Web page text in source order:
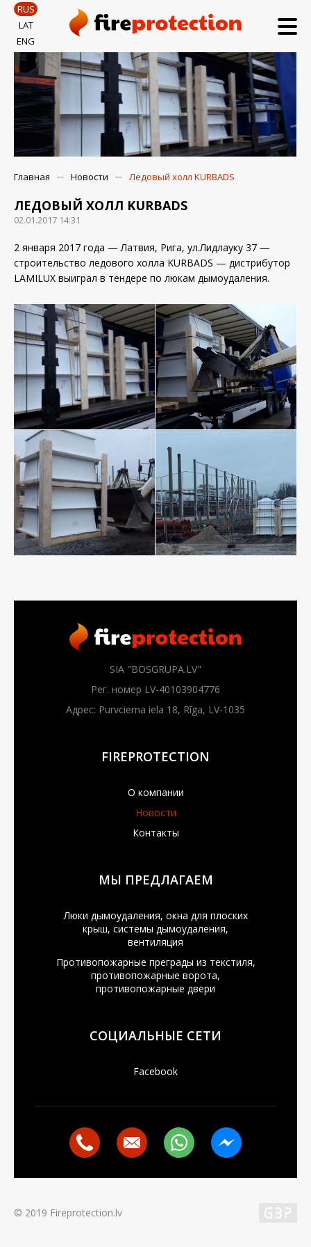
RUS
LAT
ENG
Главная Новости Ледовый холл KURBADS
ЛЕДОВЫЙ ХОЛЛ KURBADS
02.01.2017 14:31
2 января 2017 года — Латвия, Рига, ул.Лидлауку 37 —
строительство ледового холла KURBADS — дистрибутор
LAMILUX выиграл в тендере по люкам дымоудаления.
SIA "BOSGRUPA.LV"
Рег. номер LV-40103904776
Адрес: Purvciema iela 18, Rīga, LV-1035
FIREPROTECTION
О компании
Новости
Контакты
МЫ ПРЕДЛАГАЕМ
Люки дымоудаления, окна для плоских
крыш, системы дымоудаления,
вентиляция
Противопожарные преграды из текстиля,
противопожарные ворота,
противопожарные двери
СОЦИАЛЬНЫЕ СЕТИ
Facebook
© 2019 Fireprotection.lv